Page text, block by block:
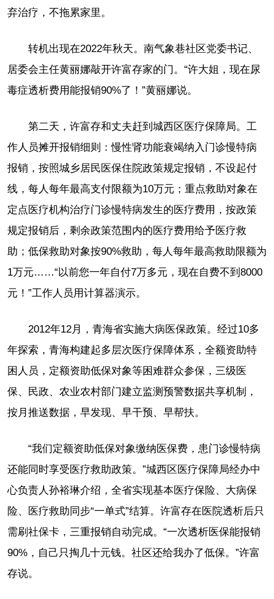
弃治疗，不拖累家里。
转机出现在2022年秋天。南气象巷社区党委书记、
居委会主任黄丽娜敲开许富存家的门。“许大姐，现在尿
毒症透析费用能报销90%了！”黄丽娜说。
第二天，许富存和丈夫赶到城西区医疗保障局。工
作人员摊开报销细则：慢性肾功能衰竭纳入门诊慢特病
报销，按照城乡居民医保住院政策规定报销，不设起付
线，每人每年最高支付限额为10万元；重点救助对象在
定点医疗机构治疗门诊慢特病发生的医疗费用，按政策
规定报销后，剩余政策范围内的医疗费用给予医疗救
助；低保救助对象按90%救助，每人每年最高救助限额为
1万元……“以前您一年自付7万多元，现在自费不到8000
元！”工作人员用计算器演示。
2012年12月，青海省实施大病医保政策。经过10多
年探索，青海构建起多层次医疗保障体系，全额资助特
困人员，定额资助低保对象等困难群众参保，三级医
保、民政、农业农村部门建立监测预警数据共享机制，
按月推送数据，早发现、早干预、早帮扶。
“我们定额资助低保对象缴纳医保费，患门诊慢特病
还能同时享受医疗救助政策。”城西区医疗保障局经办中
心负责人孙裕琳介绍，全省实现基本医疗保险、大病保
险、医疗救助同步“一单式”结算。许富存在医院透析后只
需刷社保卡，三重报销自动完成。“一次透析医保能报销
90%，自己只掏几十元钱。社区还给我办了低保。”许富
存说。